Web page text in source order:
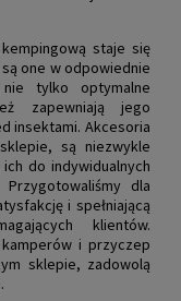
staje się
one w odpowiednie
tylko optymalne
zapewniają jego
insektami. Akcesoria
są niezwykle
do indywidualnych
dla
i spełniającą
klientów.
i przyczep
sklepie, zadowolą